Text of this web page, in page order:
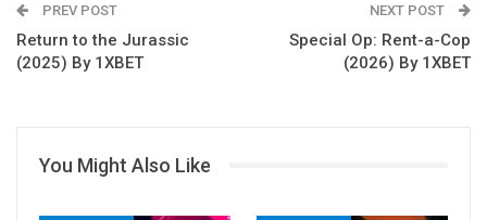
PREV POST
Return to the Jurassic
(2025) By 1XBET
NEXT POST
Special Op: Rent-a-Cop
(2026) By 1XBET
You Might Also Like